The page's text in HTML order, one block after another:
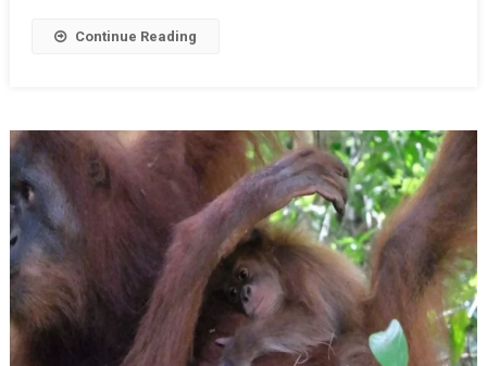
Continue Reading